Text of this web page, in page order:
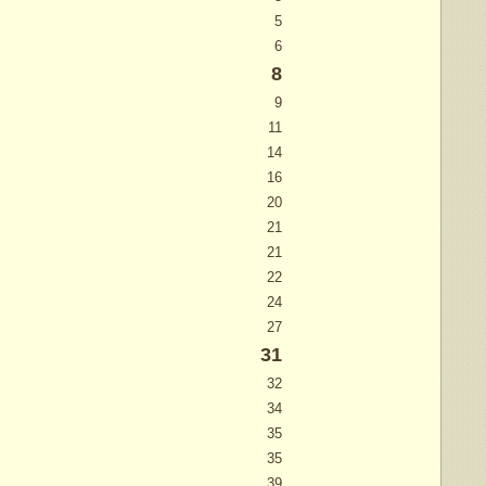
5
6
8
9
11
14
16
20
21
21
22
24
27
31
32
34
35
35